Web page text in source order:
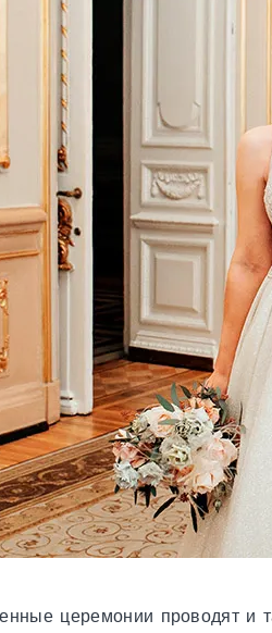
церемонии проводят и